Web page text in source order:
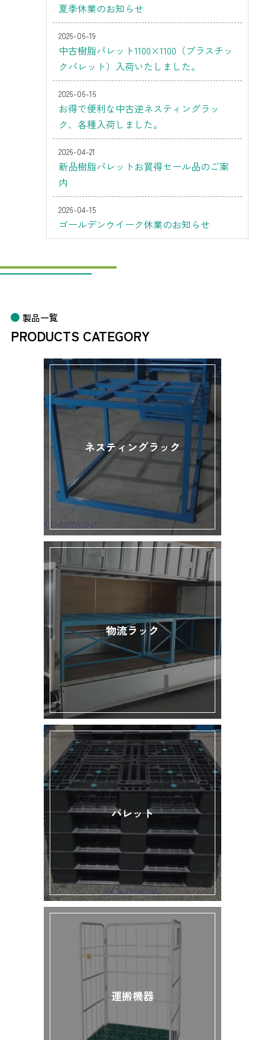
夏季休業のお知らせ
2026-06-19
中古樹脂パレット1100×1100（プラスチッ
クパレット）入荷いたしました。
2026-06-16
お得で便利な中古逆ネスティングラッ
ク、各種入荷しました。
2026-04-21
新品樹脂パレットお買得セール品のご案
内
2026-04-15
ゴールデンウイーク休業のお知らせ
製品一覧
PRODUCTS CATEGORY
ネスティングラック
物流ラック
パレット
運搬機器